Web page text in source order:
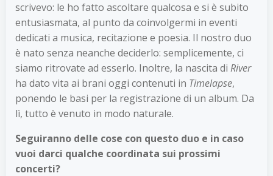
scrivevo: le ho fatto ascoltare qualcosa e si è subito
entusiasmata, al punto da coinvolgermi in eventi
dedicati a musica, recitazione e poesia. Il nostro duo
è nato senza neanche deciderlo: semplicemente, ci
siamo ritrovate ad esserlo. Inoltre, la nascita di River
ha dato vita ai brani oggi contenuti in Timelapse,
ponendo le basi per la registrazione di un album. Da
lì, tutto è venuto in modo naturale.
Seguiranno delle cose con questo duo e in caso
vuoi darci qualche coordinata sui prossimi
concerti?